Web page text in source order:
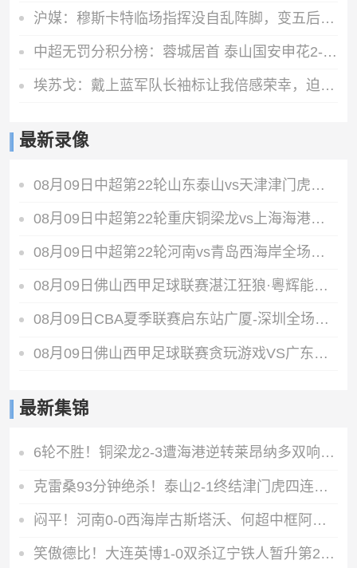
沪媒：穆斯卡特临场指挥没自乱阵脚，变五后卫收缩防线守住胜果
中超无罚分积分榜：蓉城居首 泰山国安申花2-4 海港第11 三镇垫底
埃苏戈：戴上蓝军队长袖标让我倍感荣幸，迫切希望开启英超新赛季
最新录像
08月09日中超第22轮山东泰山vs天津津门虎全场录像
08月09日中超第22轮重庆铜梁龙vs上海海港全场录像
08月09日中超第22轮河南vs青岛西海岸全场录像
08月09日佛山西甲足球联赛湛江狂狼·粵辉能源VS三七互娱全场录像
08月09日CBA夏季联赛启东站广厦-深圳全场录像
08月09日佛山西甲足球联赛贪玩游戏VS广东西南建设全场录像
最新集锦
6轮不胜！铜梁龙2-3遭海港逆转莱昂纳多双响海港甩开降级区7分
克雷桑93分钟绝杀！泰山2-1终结津门虎四连胜，刘洋、哈达斯破门
闷平！河南0-0西海岸古斯塔沃、何超中框阿布拉汗替补席染红
笑傲德比！大连英博1-0双杀辽宁铁人暂升第2斯坦丘远射制胜